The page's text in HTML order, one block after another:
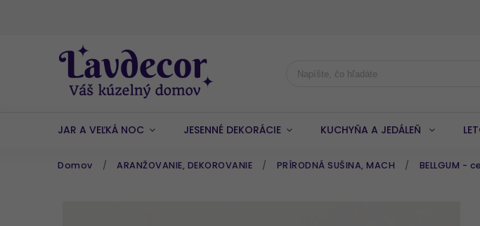
JAR A VEĽKÁ NOC JESENNÉ DEKORÁCIE KUCHYŇA A JEDÁLEŇ
Domov / ARANŽOVANIE, DEKOROVANIE / PRÍRODNÁ SUŠINA, MACH / BELLGUM -